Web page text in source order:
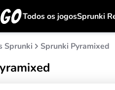
Todos os jogosSprunki
Sprunki Sprunki Pyramixed